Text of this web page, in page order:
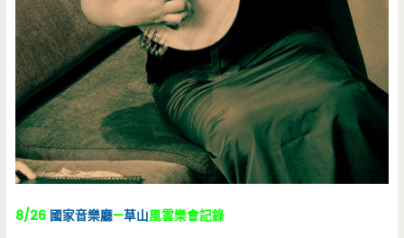
8/26 國家音樂廳—草山風雲樂會記錄